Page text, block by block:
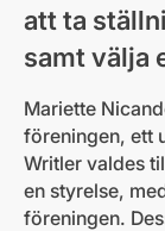
att ta
samt välja
Mariette
föreningen, ett
Writler valdes
en styrelse,
föreningen.